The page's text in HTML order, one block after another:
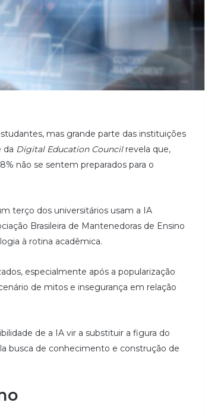
mas grande parte das instituições
da Digital Education Council revela que,
não se sentem preparados para o
terço dos universitários usam a IA
Brasileira de Mantenedoras de Ensino
à rotina acadêmica.
especialmente após a popularização
de mitos e insegurança em relação
de a IA vir a substituir a figura do
busca de conhecimento e construção de